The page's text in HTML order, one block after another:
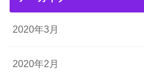
2020年3月
2020年2月